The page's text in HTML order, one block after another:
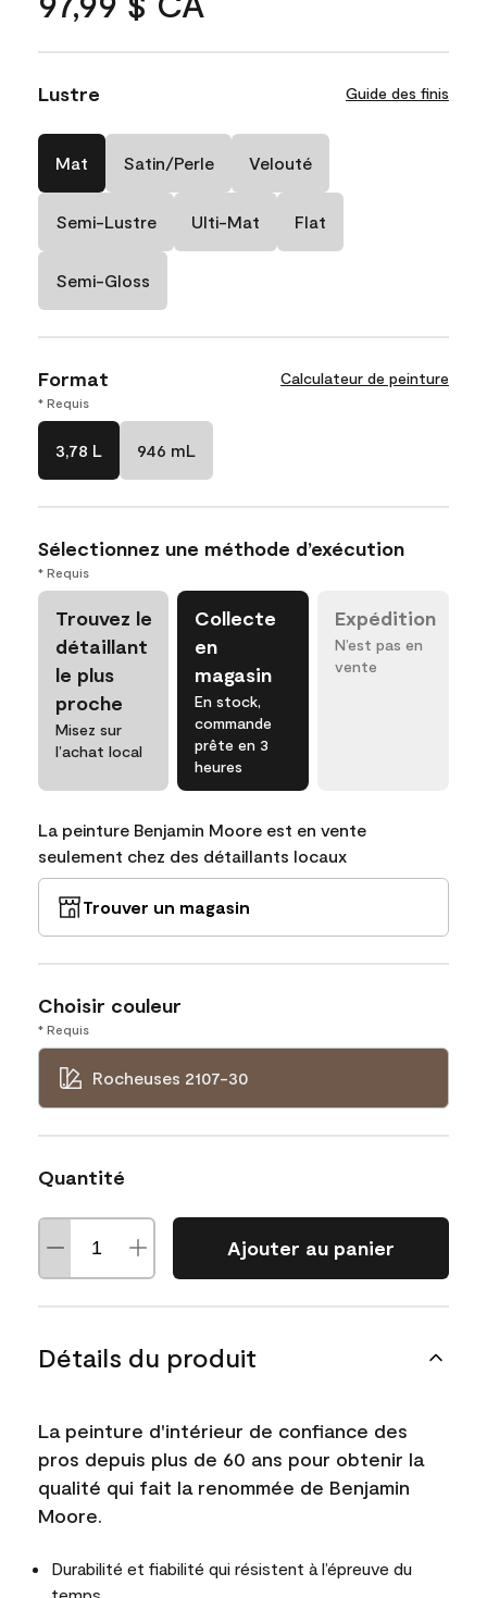
Lustre Guide des finis
Mat Satin/Perle Velouté
Semi-Lustre Ulti-Mat Flat
Semi-Gloss
Format Calculateur de peinture
* Requis
3,78 L 946 mL
Sélectionnez une méthode d’exécution
* Requis
Trouvez le
détaillant
le plus
proche
Misez sur
l’achat local
Collecte
en
magasin
En stock,
commande
prête en 3
heures
Expédition
N’est pas en
vente
La peinture Benjamin Moore est en vente
seulement chez des détaillants locaux
Trouver un magasin
Choisir couleur
* Requis
Rocheuses 2107-30
Quantité
Ajouter au panier
Détails du produit
La peinture d'intérieur de confiance des
pros depuis plus de 60 ans pour obtenir la
qualité qui fait la renommée de Benjamin
Moore.
Durabilité et fiabilité qui résistent à l’épreuve du
temps